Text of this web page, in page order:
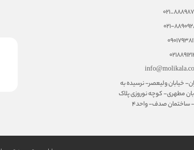
۸۸۹۰۹۲۸۸
خیابان ولیعصر- نرسیده به
مطهری- کوچه نوروزی پلاک